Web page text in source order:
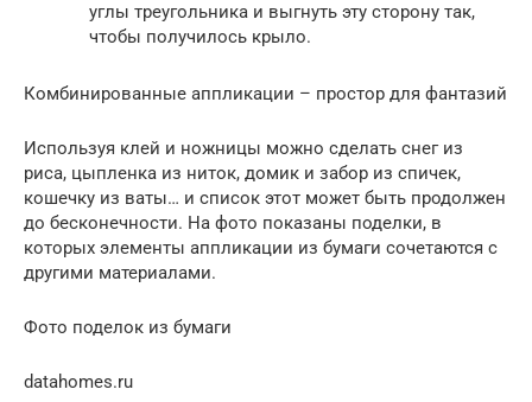
углы треугольника и выгнуть эту сторону так,
чтобы получилось крыло.
Комбинированные аппликации – простор для фантазий
Используя клей и ножницы можно сделать снег из
риса, цыпленка из ниток, домик и забор из спичек,
кошечку из ваты… и список этот может быть продолжен
до бесконечности. На фото показаны поделки, в
которых элементы аппликации из бумаги сочетаются с
другими материалами.
Фото поделок из бумаги
datahomes.ru